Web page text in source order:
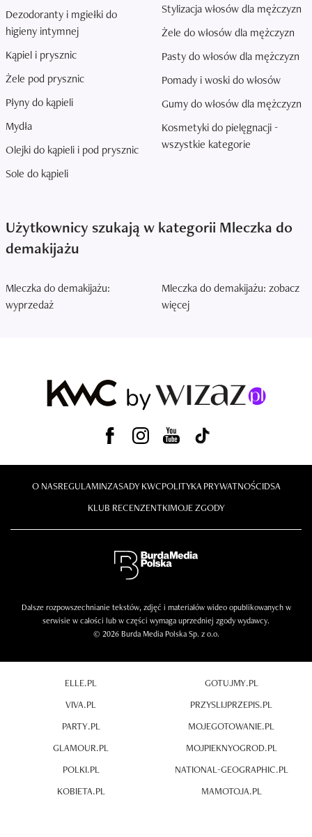
Dezodoranty i mgiełki do
higieny intymnej
Kąpiel i prysznic
Żele pod prysznic
Płyny do kąpieli
Mydła
Olejki do kąpieli i pod prysznic
Sole do kąpieli
Stylizacja włosów dla mężczyzn
Żele do włosów dla mężczyzn
Pasty do włosów dla mężczyzn
Pomady i woski do włosów
Gumy do włosów dla mężczyzn
Kosmetyki do pielęgnacji -
wszystkie kategorie
Użytkownicy szukają w kategorii Mleczka do
demakijażu
Mleczka do demakijażu:
wyprzedaż
Mleczka do demakijażu: zobacz
więcej
O NASREGULAMINZASADY KWCPOLITYKA PRYWATNOŚCIDSA
KLUB RECENZENTKIMOJE ZGODY
Dalsze rozpowszechnianie tekstów, zdjęć i materiałów wideo opublikowanych w
serwisie w całości lub w części wymaga uprzedniej zgody wydawcy.
© 2026 Burda Media Polska Sp. z o.o.
ELLE.PL
VIVA.PL
PARTY.PL
GLAMOUR.PL
POLKI.PL
KOBIETA.PL
GOTUJMY.PL
PRZYSLIJPRZEPIS.PL
MOJEGOTOWANIE.PL
MOJPIEKNYOGROD.PL
NATIONAL-GEOGRAPHIC.PL
MAMOTOJA.PL